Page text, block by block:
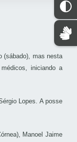
(sábado), mas nesta
iniciando a
Lopes. A posse
Manoel Jaime